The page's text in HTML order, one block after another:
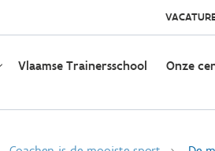
Vlaamse Trainersschool Onze